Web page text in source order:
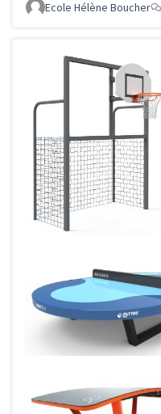
Ecole Hélène Boucher